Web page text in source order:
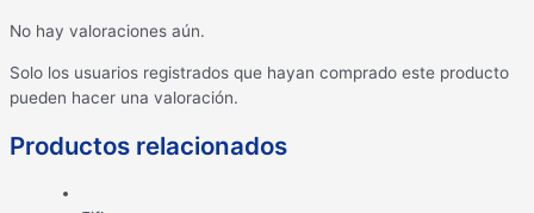
No hay valoraciones aún.
Solo los usuarios registrados que hayan comprado este producto
pueden hacer una valoración.
Productos relacionados